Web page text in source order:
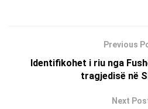
Previous
Identifikohet i riu nga
tragjedisë në
Next